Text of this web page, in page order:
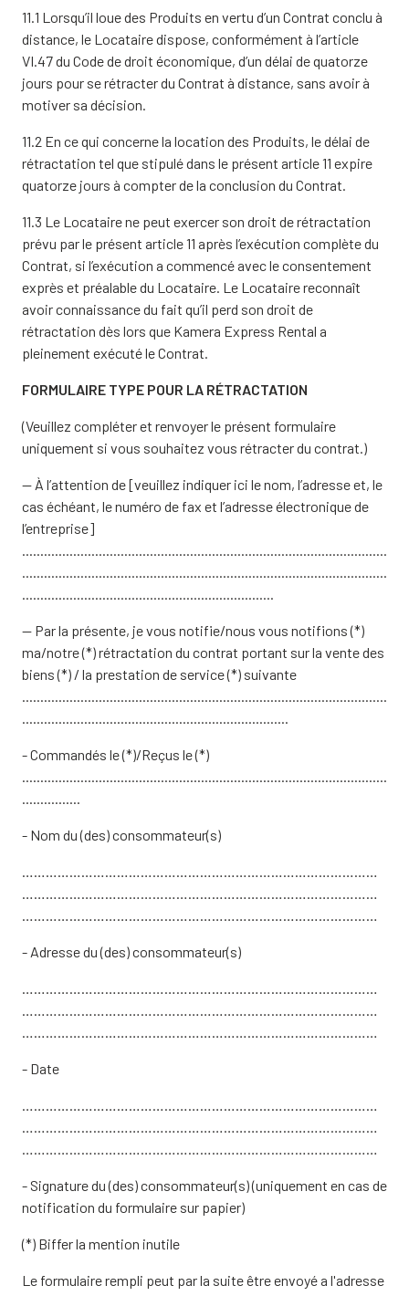
11.1 Lorsqu’il loue des Produits en vertu d’un Contrat conclu à
distance, le Locataire dispose, conformément à l’article
VI.47 du Code de droit économique, d’un délai de quatorze
jours pour se rétracter du Contrat à distance, sans avoir à
motiver sa décision.
11.2 En ce qui concerne la location des Produits, le délai de
rétractation tel que stipulé dans le présent article 11 expire
quatorze jours à compter de la conclusion du Contrat.
11.3 Le Locataire ne peut exercer son droit de rétractation
prévu par le présent article 11 après l’exécution complète du
Contrat, si l’exécution a commencé avec le consentement
exprès et préalable du Locataire. Le Locataire reconnaît
avoir connaissance du fait qu’il perd son droit de
rétractation dès lors que Kamera Express Rental a
pleinement exécuté le Contrat.
FORMULAIRE TYPE POUR LA RÉTRACTATION
(Veuillez compléter et renvoyer le présent formulaire
uniquement si vous souhaitez vous rétracter du contrat.)
— À l’attention de [veuillez indiquer ici le nom, l’adresse et, le
cas échéant, le numéro de fax et l’adresse électronique de
l’entreprise]
....................................................................................................
....................................................................................................
.....................................................................
— Par la présente, je vous notifie/nous vous notifions (*)
ma/notre (*) rétractation du contrat portant sur la vente des
biens (*) / la prestation de service (*) suivante
....................................................................................................
.........................................................................
- Commandés le (*)/Reçus le (*)
....................................................................................................
................
- Nom du (des) consommateur(s)
………………………………………………………………………………
………………………………………………………………………………
………………………………………………………………………………
- Adresse du (des) consommateur(s)
………………………………………………………………………………
………………………………………………………………………………
………………………………………………………………………………
- Date
………………………………………………………………………………
………………………………………………………………………………
………………………………………………………………………………
- Signature du (des) consommateur(s) (uniquement en cas de
notification du formulaire sur papier)
(*) Biffer la mention inutile
Le formulaire rempli peut par la suite être envoyé a l'adresse